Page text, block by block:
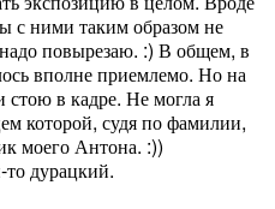
с ними таким образом не
повырезаю. :) В общем, в
вполне приемлемо. Но на
стою в кадре. Не могла я
которой, судя по фамилии,
моего Антона. :))
дурацкий.